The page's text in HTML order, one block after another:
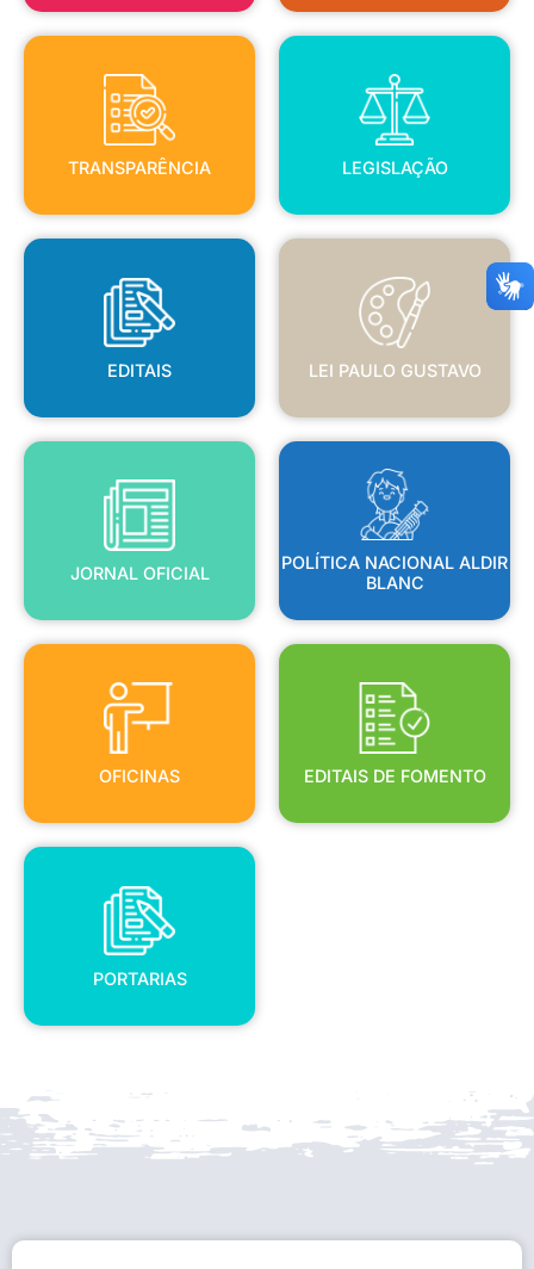
TRANSPARÊNCIA
TRANSPARÊNCIA
LEGISLAÇÃO
LEGISLAÇÃO
EDITAIS
EDITAIS
LEI PAULO GUSTAVO
LEI PAULO GUSTAVO
JORNAL OFICIAL
JORNAL OFICIAL
POLÍTICA NACIONAL ALDIR
BLANC
POLÍTICA NACIONAL ALDIR
BLANC
OFICINAS
OFICINAS
EDITAIS DE FOMENTO
EDITAIS DE FOMENTO
PORTARIAS
PORTARIAS